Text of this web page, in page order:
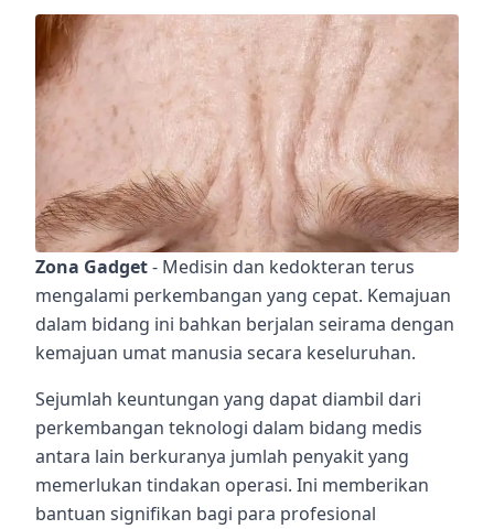
Zona Gadget- Medisin dan kedokteran terus
mengalami perkembangan yang cepat. Kemajuan
dalam bidang ini bahkan berjalan seirama dengan
kemajuan umat manusia secara keseluruhan.
Sejumlah keuntungan yang dapat diambil dari
perkembangan teknologi dalam bidang medis
antara lain berkuranya jumlah penyakit yang
memerlukan tindakan operasi. Ini memberikan
bantuan signifikan bagi para profesional